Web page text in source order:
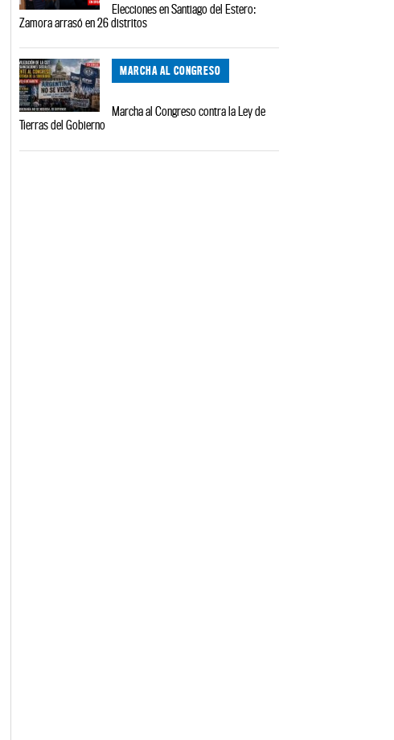
Elecciones en Santiago del Estero:
Zamora arrasó en 26 distritos
MARCHA AL CONGRESO
Marcha al Congreso contra la Ley de
Tierras del Gobierno